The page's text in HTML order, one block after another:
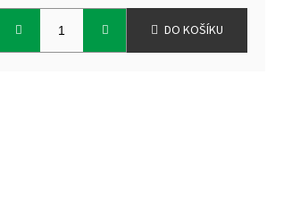
DO KOŠÍKU